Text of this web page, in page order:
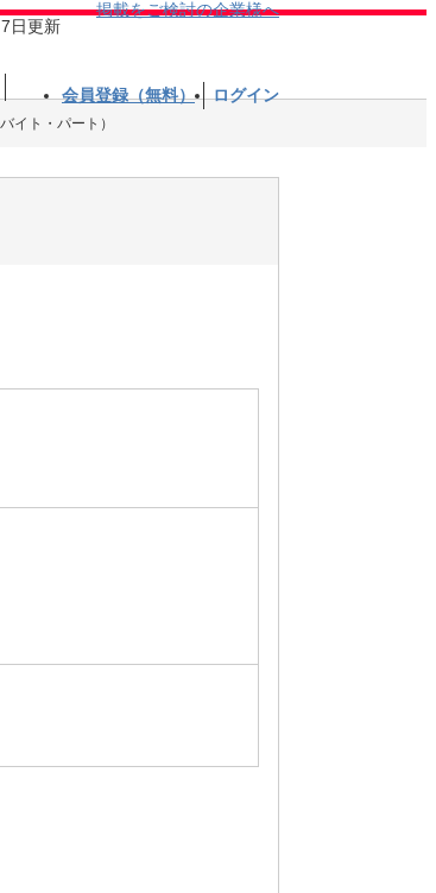
日更新
掲載をご検討の企業様へ
会員登録（無料） ログイン
イト・パート）